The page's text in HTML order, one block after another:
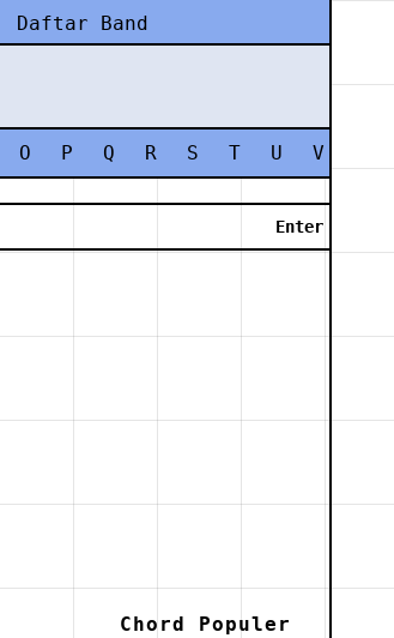
Daftar Band
O P Q R S T U V
Chord Populer